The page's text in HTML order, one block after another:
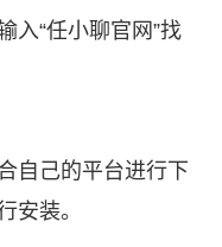
入“任小聊官网”找
自己的平台进行下
安装。